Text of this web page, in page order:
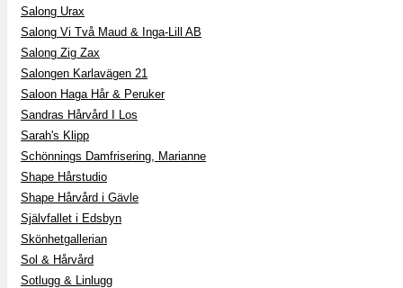
Salong Urax
Salong Vi Två Maud & Inga-Lill AB
Salong Zig Zax
Salongen Karlavägen 21
Saloon Haga Hår & Peruker
Sandras Hårvård I Los
Sarah's Klipp
Schönnings Damfrisering, Marianne
Shape Hårstudio
Shape Hårvård i Gävle
Självfallet i Edsbyn
Skönhetgallerian
Sol & Hårvård
Sotlugg & Linlugg